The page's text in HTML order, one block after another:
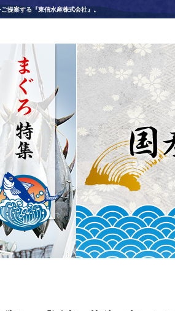
提案する『東信水産株式会社』。